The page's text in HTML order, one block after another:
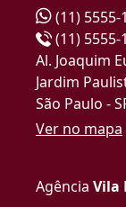
(11) 5555-
(11) 5555-
Al. Joaquim
Jardim
São Paulo -
Ver no mapa
Agência Vila